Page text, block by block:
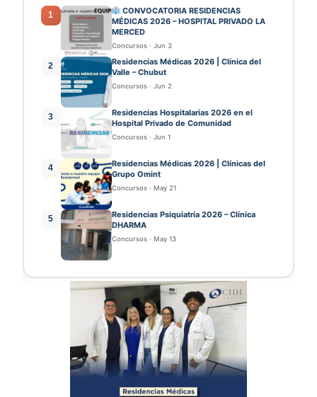
1
CONVOCATORIA RESIDENCIAS
MÉDICAS 2026 – HOSPITAL PRIVADO LA
MERCED
Concursos · Jun 3
2
Residencias Médicas 2026 | Clínica del
Valle – Chubut
Concursos · Jun 2
3
Residencias Hospitalarias 2026 en el
Hospital Privado de Comunidad
Concursos · Jun 1
4
Residencias Médicas 2026 | Clínicas del
Grupo Omint
Concursos · May 21
5
Residencias Psiquiatría 2026 – Clínica
DHARMA
Concursos · May 13